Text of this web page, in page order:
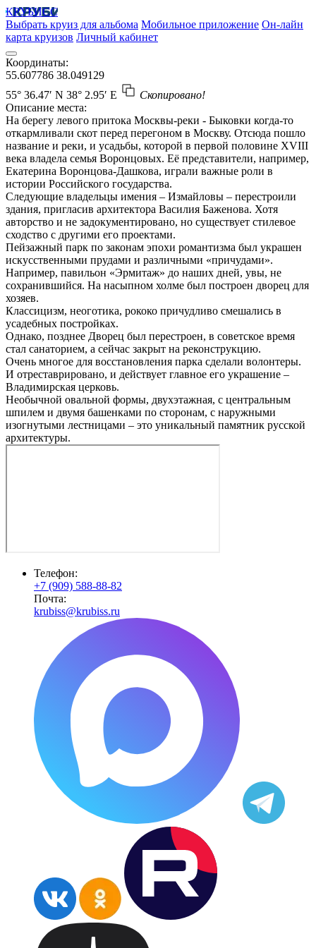
КРУБИСС
Выбрать круиз для альбома Мобильное приложение Он-лайн
карта круизов Личный кабинет
Координаты:
55.607786 38.049129
55° 36.47′ N 38° 2.95′ E
Скопировано!
Описание места:
На берегу левого притока Москвы-реки - Быковки когда-то
откармливали скот перед перегоном в Москву. Отсюда пошло
название и реки, и усадьбы, которой в первой половине XVIII
века владела семья Воронцовых. Её представители, например,
Екатерина Воронцова-Дашкова, играли важные роли в
истории Российского государства.
Следующие владельцы имения – Измайловы – перестроили
здания, пригласив архитектора Василия Баженова. Хотя
авторство и не задокументировано, но существует стилевое
сходство с другими его проектами.
Пейзажный парк по законам эпохи романтизма был украшен
искусственными прудами и различными «причудами».
Например, павильон «Эрмитаж» до наших дней, увы, не
сохранившийся. На насыпном холме был построен дворец для
хозяев.
Классицизм, неоготика, рококо причудливо смешались в
усадебных постройках.
Однако, позднее Дворец был перестроен, в советское время
стал санаторием, а сейчас закрыт на реконструкцию.
Очень многое для восстановления парка сделали волонтеры.
И отреставрировано, и действует главное его украшение –
Владимирская церковь.
Необычной овальной формы, двухэтажная, с центральным
шпилем и двумя башенками по сторонам, с наружными
изогнутыми лестницами – это уникальный памятник русской
архитектуры.
Телефон:
+7 (909) 588-88-82
Почта:
krubiss@krubiss.ru